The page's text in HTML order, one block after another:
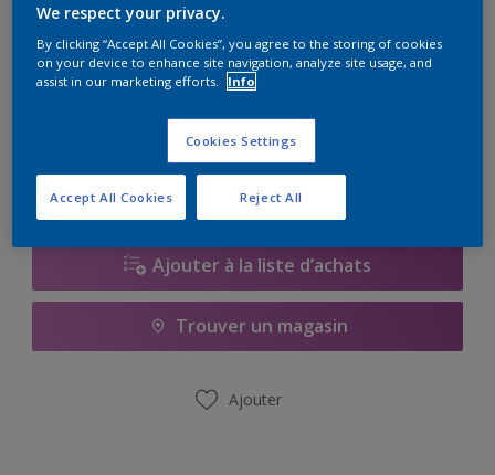
1L
Quantité Calculateur de peinture
Calculer
Ajouter à la liste d’achats
Trouver un magasin
Ajouter
We respect your privacy.
By clicking “Accept All Cookies”, you agree to the storing of cookies
on your device to enhance site navigation, analyze site usage, and
assist in our marketing efforts.
Info
Cookies Settings
Reject All
Accept All Cookies